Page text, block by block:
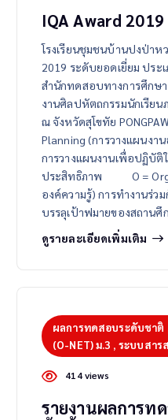
IQA Award
โรงเรียนชุมชนบ้านปงป่าห
2019 ระดับยอดเยี่ยม ประ
สำนักทดสอบทางการศึกษา
งานศิลปหัตถกรรมนักเรีย
ณ จังหวัดสุโขทัย
Planning (การวางแผนงา
การวางแผนงานเพื่อปฏิบัติ
ประสิทธิภาพ O =
องค์ความรู้) การทำงานร่ว
บรรลุเป้าฟมายของสถ
ดูรายละเอียดเพิ่มเติม
ผลการทดสอบระดับชาติ
(O-NET) ม.3 , ระบบสาร
414 views
รายงานผลการท